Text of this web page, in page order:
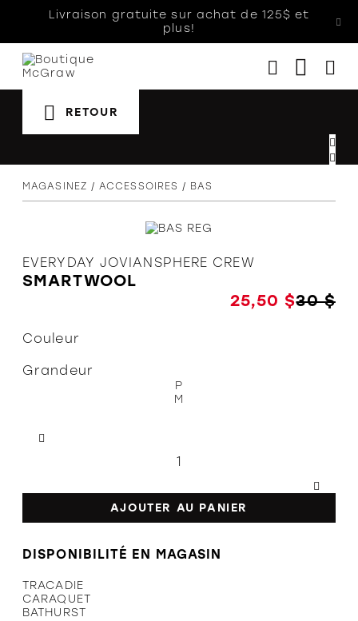
Livraison gratuite sur achat de 125$ et
plus!
Accessoires
Soldes
RETOUR
MAGASINEZ ACCESSOIRES BAS
EVERYDAY JOVIANSPHERE CREW
SMARTWOOL
25,50 $30 $
Couleur
Grandeur
P
M
AJOUTER AU PANIER
DISPONIBILITÉ EN MAGASIN
TRACADIE
CARAQUET
BATHURST